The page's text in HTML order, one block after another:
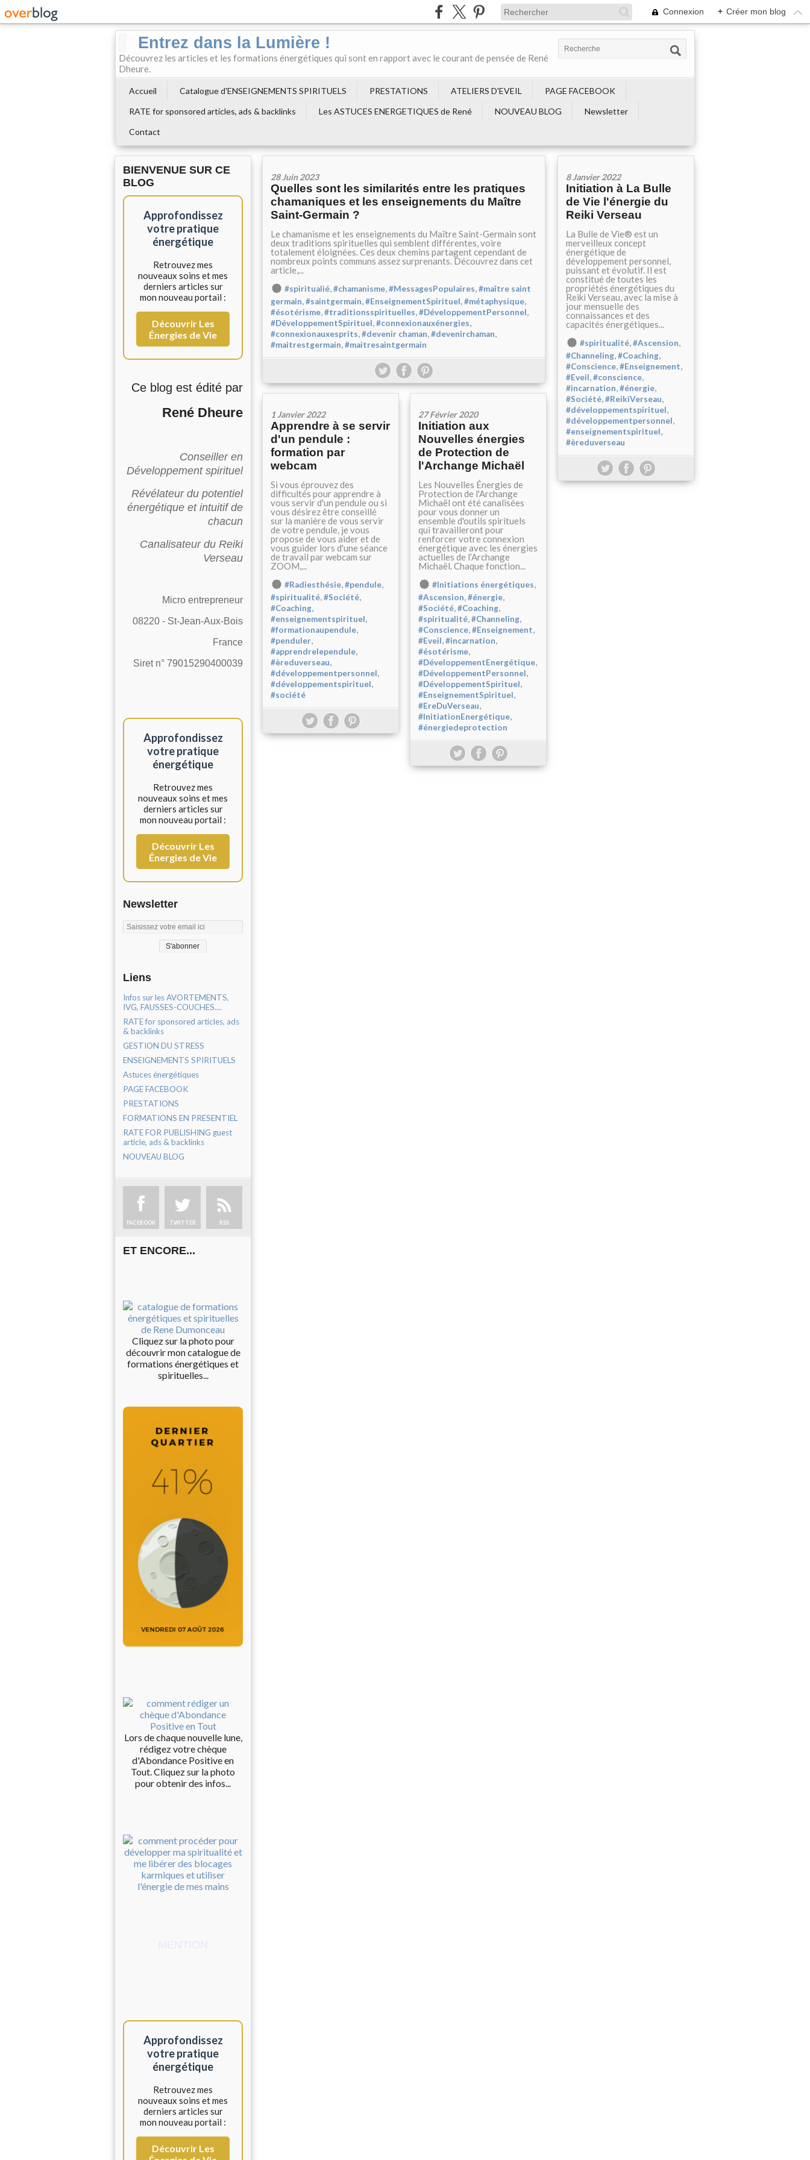
Connexion + Créer mon blog
Entrez dans la Lumière !
Découvrez les articles et les formations énergétiques qui sont en rapport avec le courant de pensée de René
Dheure.
Accueil Catalogue d'ENSEIGNEMENTS SPIRITUELS PRESTATIONS ATELIERS D'EVEIL
PAGE FACEBOOK
RATE for sponsored articles, ads & backlinks
Les ASTUCES ENERGETIQUES de René NOUVEAU BLOG
Newsletter
Contact
BIENVENUE SUR CE
BLOG
Approfondissez
votre pratique
énergétique
Retrouvez mes
nouveaux soins et mes
derniers articles sur
mon nouveau portail :
Découvrir Les
Énergies de Vie
Ce blog est édité par
René Dheure
Conseiller en
Développement spirituel
Révélateur du potentiel
énergétique et intuitif de
chacun
Canalisateur du Reiki
Verseau
Micro entrepreneur
08220 - St-Jean-Aux-Bois
France
Siret n° 79015290400039
Approfondissez
votre pratique
énergétique
Retrouvez mes
nouveaux soins et mes
derniers articles sur
mon nouveau portail :
Découvrir Les
Énergies de Vie
Newsletter
Liens
Infos sur les AVORTEMENTS,
IVG, FAUSSES-COUCHES....
RATE for sponsored articles, ads
& backlinks
GESTION DU STRESS
ENSEIGNEMENTS SPIRITUELS
Astuces énergétiques
PAGE FACEBOOK
PRESTATIONS
FORMATIONS EN PRESENTIEL
RATE FOR PUBLISHING guest
article, ads & backlinks
NOUVEAU BLOG
FACEBOOK TWITTER RSS
ET ENCORE...
Cliquez sur la photo pour
découvrir mon catalogue de
formations énergétiques et
spirituelles...
Lors de chaque nouvelle lune,
rédigez votre chèque
d'Abondance Positive en
Tout. Cliquez sur la photo
pour obtenir des infos...
Approfondissez
votre pratique
énergétique
Retrouvez mes
nouveaux soins et mes
derniers articles sur
mon nouveau portail :
Découvrir Les
28 Juin 2023
Quelles sont les similarités entre les pratiques
chamaniques et les enseignements du Maître
Saint-Germain ?
Le chamanisme et les enseignements du Maître Saint-Germain sont
deux traditions spirituelles qui semblent différentes, voire
totalement éloignées. Ces deux chemins partagent cependant de
nombreux points communs assez surprenants. Découvrez dans cet
article,...
#spiritualié,#chamanisme,#MessagesPopulaires,#maître saint
germain,#saintgermain,#EnseignementSpirituel,#métaphysique,
#ésotérisme,#traditionsspirituelles,#DéveloppementPersonnel,
#DéveloppementSpirituel,#connexionauxénergies,
#connexionauxesprits,#devenir chaman,#devenirchaman,
#maitrestgermain,#maitresaintgermain
8 Janvier 2022
Initiation à La Bulle
de Vie l'énergie du
Reiki Verseau
La Bulle de Vie® est un
merveilleux concept
énergétique de
développement personnel,
puissant et évolutif. Il est
constitué de toutes les
propriétés énergétiques du
Reiki Verseau, avec la mise à
jour mensuelle des
connaissances et des
capacités énergétiques...
#spiritualité,#Ascension,
#Channeling,#Coaching,
#Conscience,#Enseignement,
#Eveil,#conscience,
#incarnation,#énergie,
#Société,#ReikiVerseau,
#développementspirituel,
#développementpersonnel,
#enseignementspirituel,
#èreduverseau
1 Janvier 2022
Apprendre à se servir
d'un pendule :
formation par
webcam
Si vous éprouvez des
difficultés pour apprendre à
vous servir d'un pendule ou si
vous désirez être conseillé
sur la manière de vous servir
de votre pendule, je vous
propose de vous aider et de
vous guider lors d'une séance
de travail par webcam sur
ZOOM,...
#Radiesthésie,#pendule,
#spiritualité,#Société,
#Coaching,
#enseignementspirituel,
#formationaupendule,
#penduler,
#apprendrelependule,
#èreduverseau,
#développementpersonnel,
#développementspirituel,
#société
27 Février 2020
Initiation aux
Nouvelles énergies
de Protection de
l'Archange Michaël
Les Nouvelles Énergies de
Protection de l'Archange
Michaël ont été canalisées
pour vous donner un
ensemble d'outils spirituels
qui travailleront pour
renforcer votre connexion
énergétique avec les énergies
actuelles de l’Archange
Michaël. Chaque fonction...
#Initiations énergétiques,
#Ascension,#énergie,
#Société,#Coaching,
#spiritualité,#Channeling,
#Conscience,#Enseignement,
#Eveil,#incarnation,
#ésotérisme,
#DéveloppementEnergétique,
#DéveloppementPersonnel,
#DéveloppementSpirituel,
#EnseignementSpirituel,
#EreDuVerseau,
#InitiationEnergétique,
#énergiedeprotection